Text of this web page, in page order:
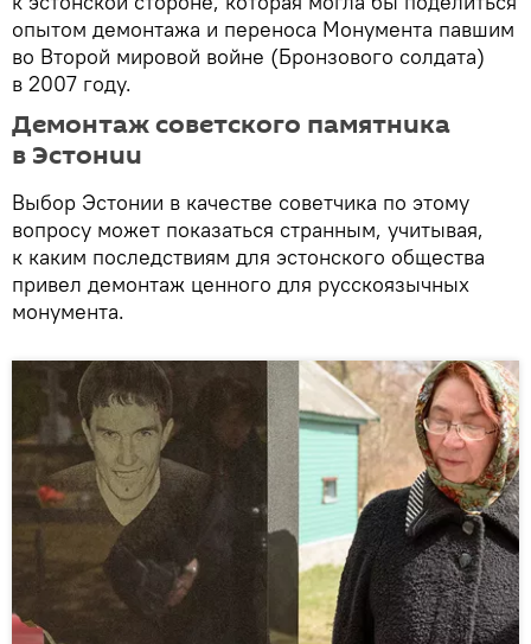
опытом демонтажа и переноса Монумента павшим
во Второй мировой войне (Бронзового солдата)
в 2007 году.
Демонтаж советского памятника
в Эстонии
Выбор Эстонии в качестве советчика по этому
вопросу может показаться странным, учитывая,
к каким последствиям для эстонского общества
привел демонтаж ценного для русскоязычных
монумента.